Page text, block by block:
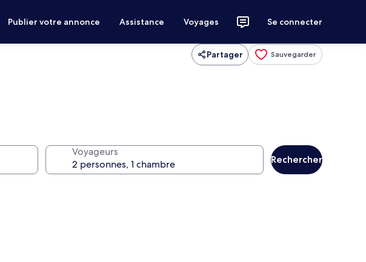
Publier votre annonce Assistance Voyages Se connecter
Partager Sauvegarder
Voyageurs
Rechercher